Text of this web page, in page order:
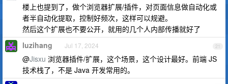
楼上也提到了，做个浏览器扩展/插件，对页面信息做自动化或
者半自动化提取，控制好频次，这样可以规避。
然后这个扩展也不要公开，就用的几个人内部传播就好了
21
luzihang Jul 17, 2024
@Jisxu 浏览器插件/扩展，这个场景，这个设计最好。前端 JS
技术栈了，不是 Java 开发常用的。